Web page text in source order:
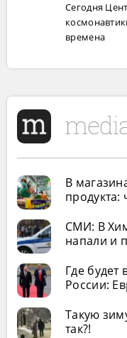
Сегодня
времена
В
продукта:
СМИ: В
напали и
Где будет
России:
Такую
так?!